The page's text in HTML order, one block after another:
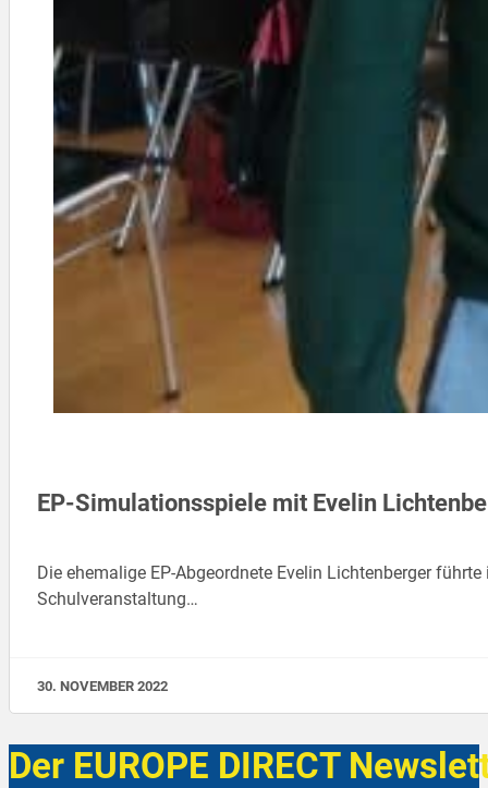
EP-Simulationsspiele mit Evelin
Die ehemalige EP-Abgeordnete Evelin Lichtenberger
Schulveranstaltung…
30. NOVEMBER 2022
Der EUROPE DIRECT